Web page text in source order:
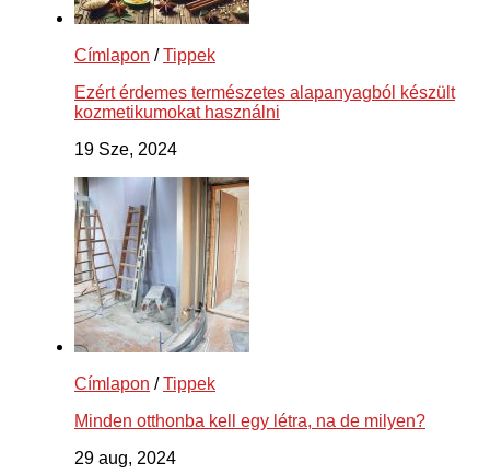
Címlapon /Tippek
Ezért érdemes természetes alapanyagból készült
kozmetikumokat használni
19 Sze, 2024
Címlapon /Tippek
Minden otthonba kell egy létra, na de milyen?
29 aug, 2024